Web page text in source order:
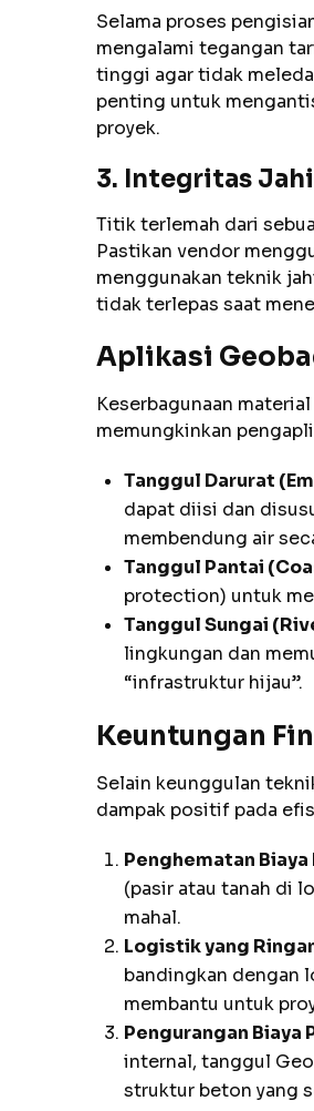
Selama proses
mengalami tegangan
tinggi agar tidak
penting untuk
proyek.
3. Integritas
Titik terlemah dari
Pastikan vendor
menggunakan teknik
tidak terlepas saat
Aplikasi
Keserbagunaan
memungkinkan
Tanggul Darurat
dapat diisi dan
membendung air
Tanggul Pantai
protection) untuk
Tanggul Sungai
lingkungan dan
“infrastruktur hijau”.
Keuntungan
Selain keunggulan
dampak positif pada
Penghematan
(pasir atau tanah di
mahal.
Logistik yang
bandingkan dengan
membantu untuk
Pengurangan Biaya
internal, tanggul
struktur beton yang